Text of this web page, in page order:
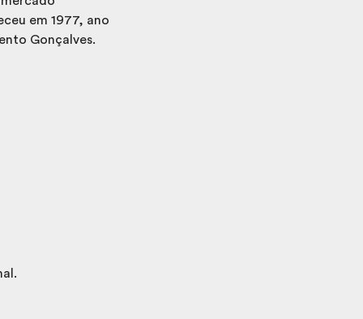
em 1977, ano
Gonçalves.